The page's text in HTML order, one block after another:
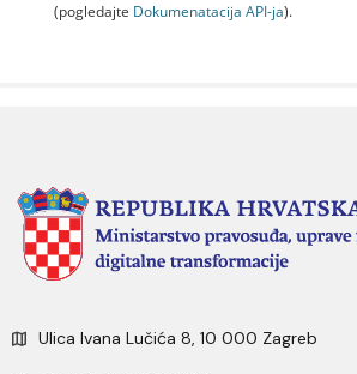
(pogledajte Dokumenаtаcijа API-jа).